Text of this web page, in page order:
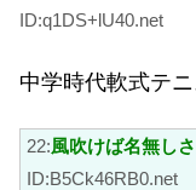
ID:q1DS+lU40.net
中学時代軟式テ
22:風吹けば名無し
ID:B5Ck46RB0.net